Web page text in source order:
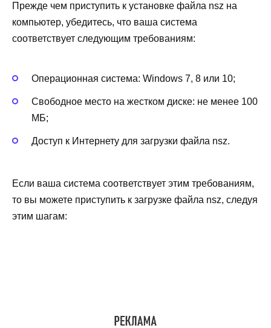
Прежде чем приступить к установке файла nsz на
компьютер, убедитесь, что ваша система
соответствует следующим требованиям:
Операционная система: Windows 7, 8 или 10;
Свободное место на жестком диске: не менее 100
МБ;
Доступ к Интернету для загрузки файла nsz.
Если ваша система соответствует этим требованиям,
то вы можете приступить к загрузке файла nsz, следуя
этим шагам: